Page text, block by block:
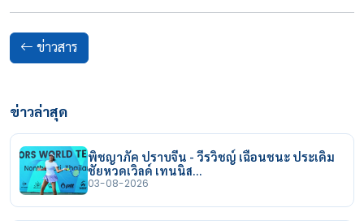
ข่าวสาร
ข่าวล่าสุด
พิชญาภัค ปราบจีน - วีรวิชญ์ เฉือนชนะ ประเดิม
ชัยหวดเวิลด์ เทนนิส…
03-08-2026